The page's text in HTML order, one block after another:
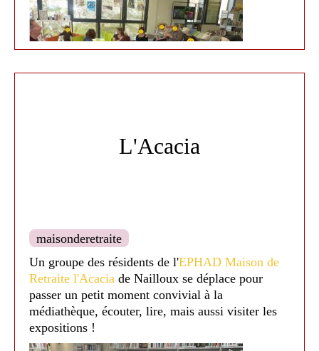
appréciée ! Un grand moment de rigolades,
partages, d'échanges et d'émotions !
Médiathèque de Nailloux - 2025
Médiathèque de Nailloux 2019
L'Acacia
maisonderetraite
Un groupe des résidents de l'EPHAD Maison de
Retraite l'Acacia de Nailloux se déplace pour
passer un petit moment convivial à la
médiathèque, écouter, lire, mais aussi visiter les
expositions !